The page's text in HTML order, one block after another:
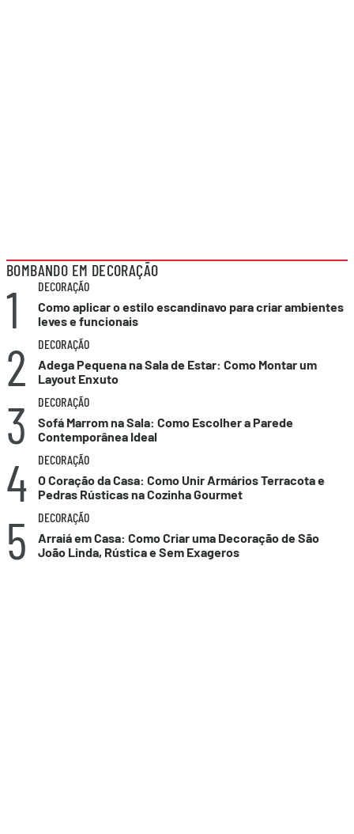
BOMBANDO EM DECORAÇÃO
1
DECORAÇÃO
Como aplicar o estilo escandinavo para criar ambientes
leves e funcionais
2
DECORAÇÃO
Adega Pequena na Sala de Estar: Como Montar um
Layout Enxuto
3
DECORAÇÃO
Sofá Marrom na Sala: Como Escolher a Parede
Contemporânea Ideal
4
DECORAÇÃO
O Coração da Casa: Como Unir Armários Terracota e
Pedras Rústicas na Cozinha Gourmet
5
DECORAÇÃO
Arraiá em Casa: Como Criar uma Decoração de São
João Linda, Rústica e Sem Exageros